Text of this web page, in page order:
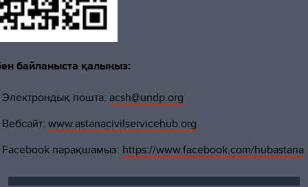
байланыста қалыңыз:
Электрондық пошта: acsh@undp.org
Вебсайт: www.astanacivilservicehub.org
Facebook парақшамыз: https://www.facebook.com/hubastana